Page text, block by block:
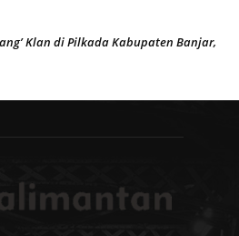
Klan di Pilkada Kabupaten Banjar,